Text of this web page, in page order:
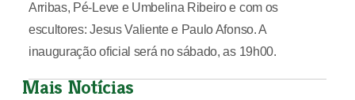
Arribas, Pé-Leve e Umbelina Ribeiro e com os
escultores: Jesus Valiente e Paulo Afonso. A
inauguração oficial será no sábado, as 19h00.
Mais Notícias